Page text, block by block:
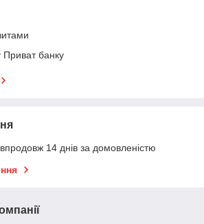
Приват банку
14 днів за домовленістю